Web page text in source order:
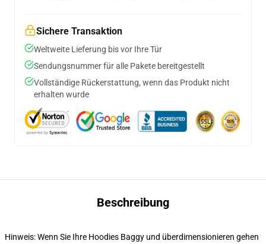
Sichere Transaktion
Weltweite Lieferung bis vor Ihre Tür
Sendungsnummer für alle Pakete bereitgestellt
Vollständige Rückerstattung, wenn das Produkt nicht
erhalten wurde
Beschreibung
Hinweis: Wenn Sie Ihre Hoodies Baggy und überdimensionieren gehen